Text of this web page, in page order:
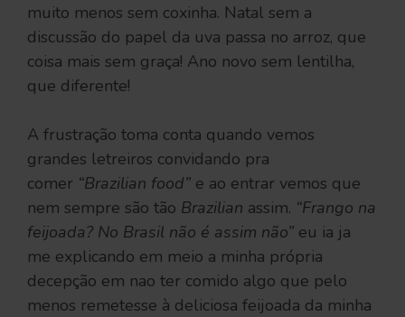
muito menos sem coxinha. Natal sem a
discussão do papel da uva passa no arroz, que
coisa mais sem graça! Ano novo sem lentilha,
que diferente!
A frustração toma conta quando vemos
grandes letreiros convidando pra
comer “Brazilian food” e ao entrar vemos que
nem sempre são tão Brazilian assim. “Frango na
feijoada? No Brasil não é assim não” eu ia ja
me explicando em meio a minha própria
decepção em nao ter comido algo que pelo
menos remetesse à deliciosa feijoada da minha